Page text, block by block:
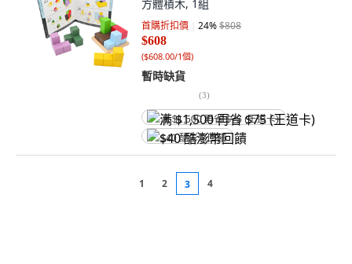
方體積木, 1組
首購折扣價 24%$808
$608
($608.00/1個)
暫時缺貨
(3)
满 $1,500 再省 $75 (王道卡)
$40 酷澎幣回饋
1 2 3 4